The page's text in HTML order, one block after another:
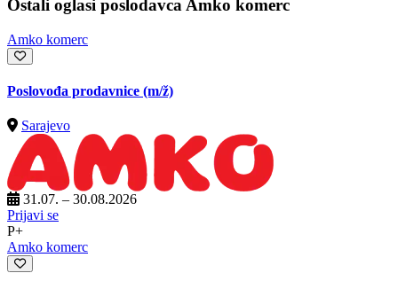
Ostali oglasi poslodavca Amko komerc
Amko komerc
Poslovođa prodavnice (m/ž)
Sarajevo
31.07. – 30.08.2026
Prijavi se
P+
Amko komerc